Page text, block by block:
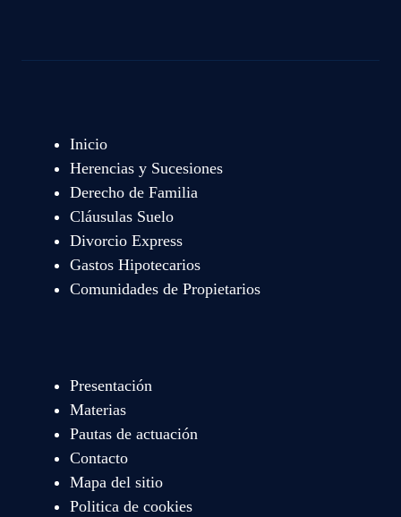
Inicio
Herencias y Sucesiones
Derecho de Familia
Cláusulas Suelo
Divorcio Express
Gastos Hipotecarios
Comunidades de Propietarios
Presentación
Materias
Pautas de actuación
Contacto
Mapa del sitio
Politica de cookies